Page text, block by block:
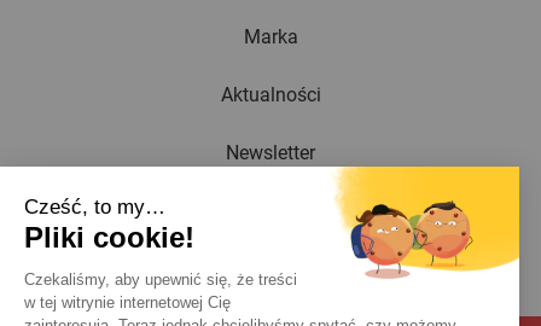
Marka
Aktualności
Newsletter
Kontakt
Cześć, to my…
Pliki cookie!
Czekaliśmy, aby upewnić się, że treści
w tej witrynie internetowej Cię